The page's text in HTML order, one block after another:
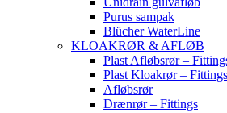
Purus sampak
Blücher WaterLine
KLOAKRØR & AFLØB
Plast Afløbsrør –
Plast Kloakrør – Fittings
Afløbsrør
Drænrør – Fittings